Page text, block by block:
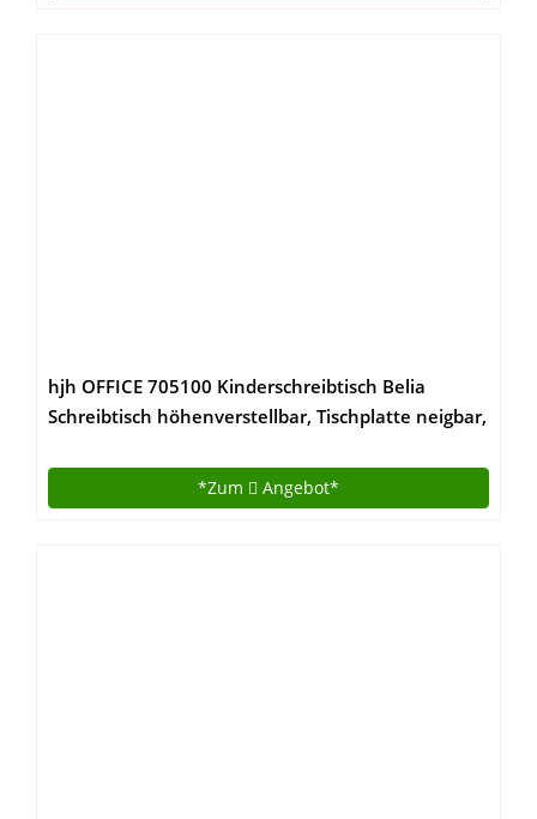
hjh OFFICE 705100 Kinderschreibtisch Belia
Schreibtisch höhenverstellbar, Tischplatte neigbar,
*Zum Angebot*